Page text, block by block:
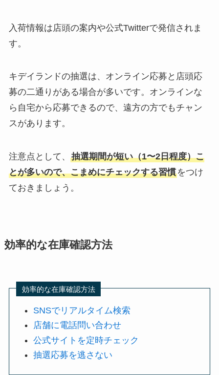
入荷情報は店頭の案内や公式Twitterで発信されま
す。
キデイランドの抽選は、オンライン応募と店頭応
募の二通りがある場合が多いです。オンラインな
ら自宅から応募できるので、遠方の方でもチャン
スがあります。
注意点として、 抽選期間が短い（1〜2日程度）こ
とが多いので、こまめにチェックする習慣をつけ
ておきましょう。
効率的な在庫確認方法
効率的な在庫確認方法
SNSでリアルタイム検索
店舗に電話問い合わせ
公式サイトを定時チェック
抽選応募を逃さない